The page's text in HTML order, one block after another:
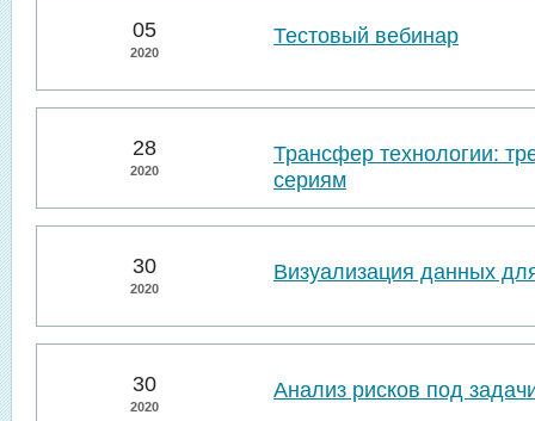
05
2020
Тестовый вебинар
28
2020
Трансфер технологии:
сериям
30
2020
Визуализация данных
30
2020
Анализ рисков под